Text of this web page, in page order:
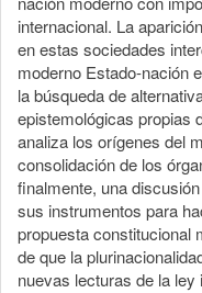
internacional. La
en estas sociedades
moderno Estado-nación
la búsqueda de
epistemológicas propias
analiza los orígenes del
consolidación de los
finalmente, una
sus instrumentos para
propuesta constitucional
de que la
nuevas lecturas de la ley